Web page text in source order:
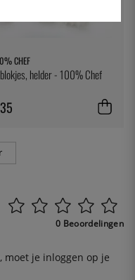
CHEF
helder - 100% Chef
0 Beoordelingen
moet je inloggen op je